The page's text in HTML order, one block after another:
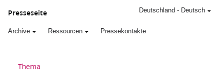
Presseseite
Archive Ressourcen Pressekontakte
Deutschland - Deutsch
Thema